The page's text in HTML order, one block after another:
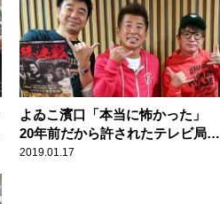
よゐこ濱口「本当に怖かった」
20年前だから許されたテレビ局の
ムチャクチャな企画
2019.01.17